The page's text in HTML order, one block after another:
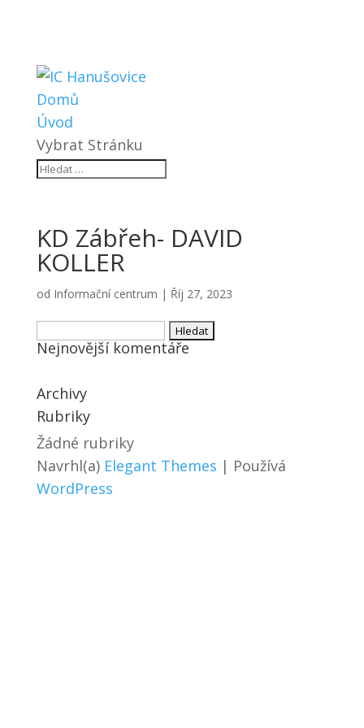
Domů
Úvod
Vybrat Stránku
KD Zábřeh- DAVID
KOLLER
od Informační centrum | Říj 27, 2023
Vyhledávání
Nejnovější komentáře
Archivy
Rubriky
Žádné rubriky
Navrhl(a) Elegant Themes | Používá
WordPress